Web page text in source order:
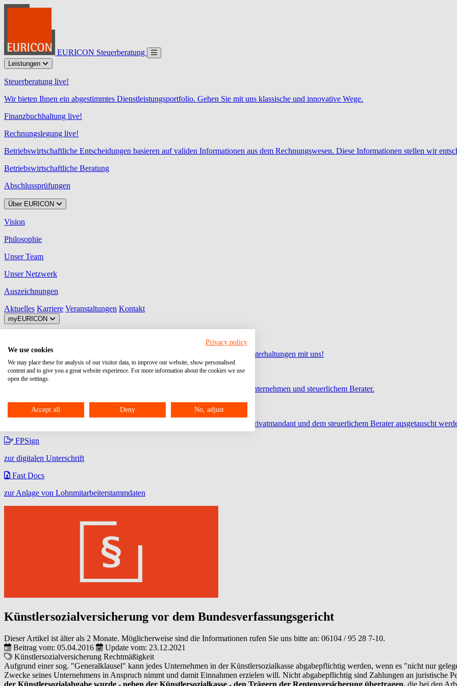
EURICON Steuerberatung
Leistungen
Steuerberatung live!
Wir bieten Ihnen ein abgestimmtes Dienstleistungsportfolio. Gehen Sie mit uns klassische und innovative Wege.
Finanzbuchhaltung live!
Rechnungslegung live!
Betriebswirtschaftliche Entscheidungen basieren auf validen Informationen aus dem Rechnungswesen. Diese Informationen stellen wir
Betriebswirtschaftliche Beratung
Abschlussprüfungen
Über EURICON
Vision
Philosophie
Unser Team
Unser Netzwerk
Auszeichnungen
Aktuelles Karriere Veranstaltungen Kontakt
myEURICON
Ihre Plattform zum Austausch von Dokumenten, Aufgaben, Freigaben und Unterhaltungen mit uns!
Unternehmen Online
Ihr Programm für den Beleg-, Daten- und Dokumentenaustausch zwischen Unternehmen und steuerlichem Berater.
Meine Steuern
Über DATEV Meine Steuern können steuerrelevante Belege zwischen dem Privatmandant und dem steuerlichem Berater ausgetauscht
FPSign
zur digitalen Unterschrift
Fast Docs
zur Anlage von Lohnmitarbeiterstammdaten
Künstlersozialversicherung vor dem Bundesverfassungsgericht
Dieser Artikel ist älter als 2 Monate. Möglicherweise sind die Informationen rufen Sie uns bitte an: 06104 / 95 28 7-10.
Beitrag vom: 05.04.2016
Update vom: 23.12.2021
Künstlersozialversicherung Rechtmäßigkeit
Aufgrund einer sog. "Generalklausel" kann jedes Unternehmen in der Künstlersozialkasse abgabepflichtig werden, wenn es "nicht nur
Zwecke seines Unternehmens in Anspruch nimmt und damit Einnahmen erzielen will. Nicht abgabepflichtig sind Zahlungen an juristische
der Künstlersozialabgabe wurde - neben der Künstlersozialkasse - den Trägern der Rentenversicherung übertragen, die bei den
Privacy policy
We use cookies
We may place these for analysis of our visitor data, to improve our website, show personalised
content and to give you a great website experience. For more information about the cookies we use
open the settings.
Accept all Deny No, adjust